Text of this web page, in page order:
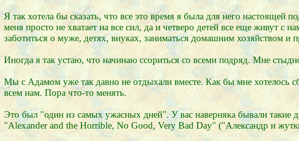
Я так хотела бы сказать, что все это время я была для него
меня просто не хватает на все сил, да и четверо детей все еще живут
заботиться о муже, детях, внуках, заниматься домашним хозяйством и
Иногда я так устаю, что начинаю ссориться со всеми подряд. Мне
Мы с Адамом уже так давно не отдыхали вместе. Как бы мне хотелось
всем нам. Пора что-то менять.
Это был "один из самых ужасных дней". У вас наверняка бывали такие
"Alexander and the Horrible, No Good, Very Bad Day" ("Александр и